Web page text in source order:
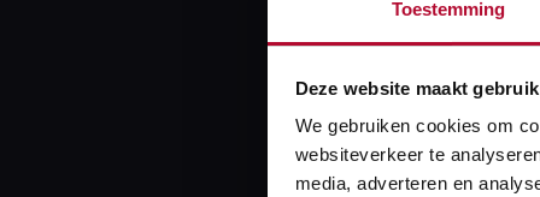
Toestemming
Deze website maakt
We gebruiken cookies om
websiteverkeer te
media, adverteren en